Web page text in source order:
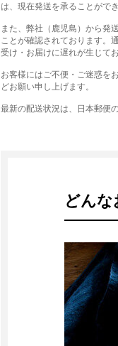
は、現在発送を承ることができ
また、弊社（鹿児島）から発
ことが確認されております。
受け・お届けに遅れが生じてお
お客様にはご不便・ご迷惑を
どお願い申し上げます。
最新の配送状況は、日本郵便
どんな